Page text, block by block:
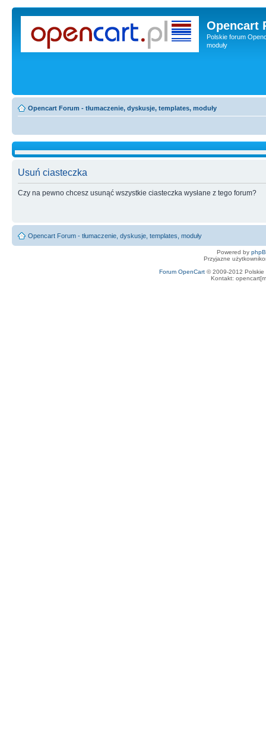
Opencart
Polskie forum
moduły
Opencart Forum - tłumaczenie, dyskusje, templates, moduły
Usuń ciasteczka
Czy na pewno chcesz usunąć wszystkie ciasteczka wysłane z tego forum?
Opencart Forum - tłumaczenie, dyskusje, templates, moduły
Powered by
Przyjazne
Forum OpenCart© 2009-2012 Polskie
Kontakt: